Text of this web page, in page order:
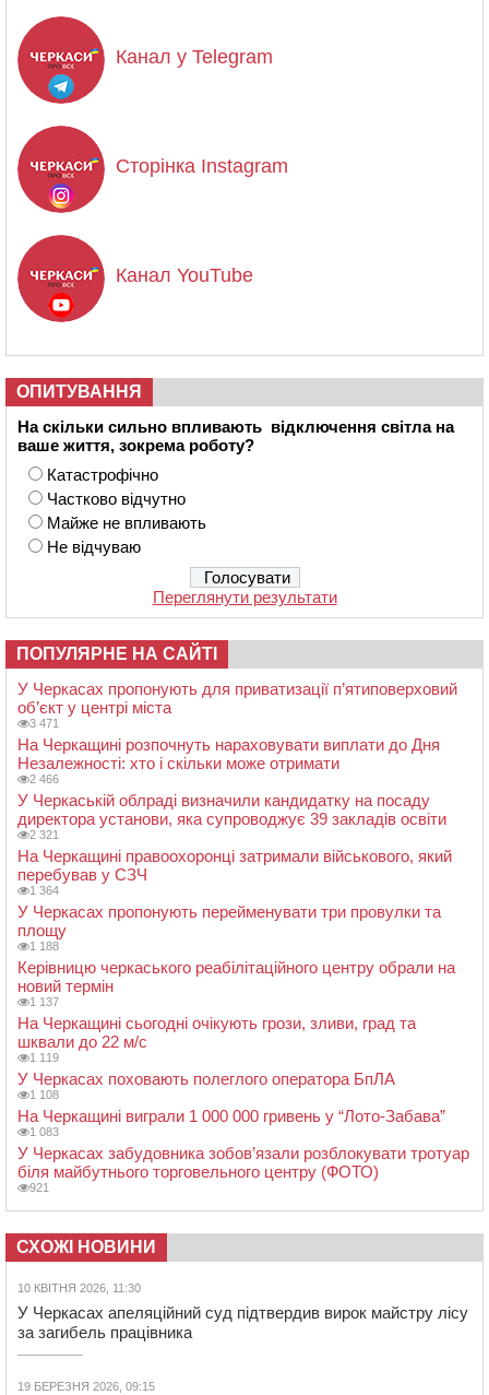
Канал у Telegram
Сторінка Instagram
Канал YouTube
ОПИТУВАННЯ
На скільки сильно впливають відключення світла на
ваше життя, зокрема роботу?
Катастрофічно
Частково відчутно
Майже не впливають
Не відчуваю
Переглянути результати
ПОПУЛЯРНЕ НА САЙТІ
У Черкасах пропонують для приватизації п’ятиповерховий
об’єкт у центрі міста
3 471
На Черкащині розпочнуть нараховувати виплати до Дня
Незалежності: хто і скільки може отримати
2 466
У Черкаській облраді визначили кандидатку на посаду
директора установи, яка супроводжує 39 закладів освіти
2 321
На Черкащині правоохоронці затримали військового, який
перебував у СЗЧ
1 364
У Черкасах пропонують перейменувати три провулки та
площу
1 188
Керівницю черкаського реабілітаційного центру обрали на
новий термін
1 137
На Черкащині сьогодні очікують грози, зливи, град та
шквали до 22 м/с
1 119
У Черкасах поховають полеглого оператора БпЛА
1 108
На Черкащині виграли 1 000 000 гривень у “Лото-Забава”
1 083
У Черкасах забудовника зобов’язали розблокувати тротуар
біля майбутнього торговельного центру (ФОТО)
921
СХОЖІ НОВИНИ
10 КВІТНЯ 2026, 11:30
У Черкасах апеляційний суд підтвердив вирок майстру лісу
за загибель працівника
19 БЕРЕЗНЯ 2026, 09:15